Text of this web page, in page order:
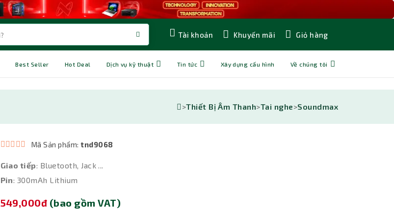
Tài khoản Khuyến mãi Giỏ hàng
Best Seller Hot Deal Dịch vụ kỹ thuật Tin tức Xây dựng cấu hình Về chúng tôi
>Thiết Bị Âm Thanh>Tai nghe>Soundmax
Mã Sản phẩm:tnd9068
Giao tiếp: Bluetooth, Jack ...
Pin: 300mAh Lithium
549,000đ (bao gồm VAT)